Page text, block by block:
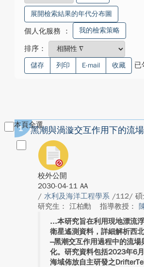
展開檢索結果的年代分布圖
個人化服務 ： 我的檢索策略
排序：
儲存 列印 E-mail 收藏 已
本頁全選
1 黑潮與渦漩交互作用下的流
校外公開
2030-04-11 AA
/ 水利及海洋工程學系 /112/ 碩
研究生： 江柏勳
指導教授：
本研究旨在利用現地漂流
衛星遙測資料，詳細解析西
–黑潮交互作用過程中的流場
化。研究資料包括2023年6
海域佈放自主研發之